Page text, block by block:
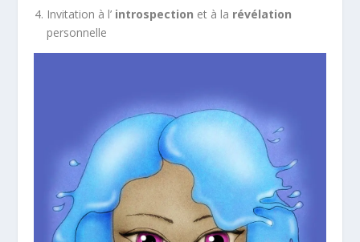
Invitation à l’ introspection et à la révélation
personnelle